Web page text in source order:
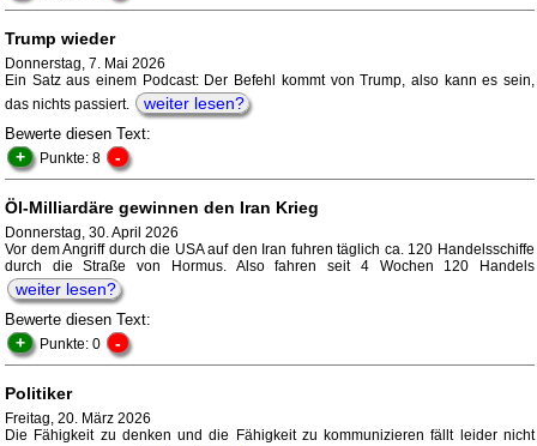
Trump wieder
Donnerstag, 7. Mai 2026
Ein Satz aus einem Podcast: Der Befehl kommt von Trump, also kann es sein,
das nichts passiert.
weiter lesen?
Bewerte diesen Text:
+ Punkte: 8 -
Öl-Milliardäre gewinnen den Iran Krieg
Donnerstag, 30. April 2026
Vor dem Angriff durch die USA auf den Iran fuhren täglich ca. 120 Handelsschiffe
durch die Straße von Hormus. Also fahren seit 4 Wochen 120 Handels
weiter lesen?
Bewerte diesen Text:
+ Punkte: 0 -
Politiker
Freitag, 20. März 2026
Die Fähigkeit zu denken und die Fähigkeit zu kommunizieren fällt leider nicht